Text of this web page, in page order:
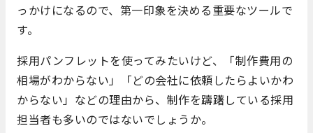
っかけになるので、第一印象を決める重要なツールで
す。
採用パンフレットを使ってみたいけど、「制作費用の
相場がわからない」「どの会社に依頼したらよいかわ
からない」などの理由から、制作を躊躇している採用
担当者も多いのではないでしょうか。